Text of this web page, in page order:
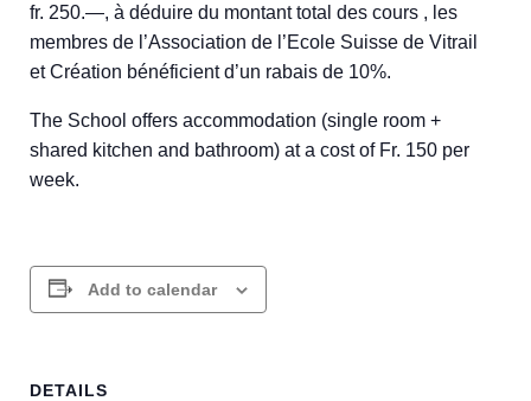
fr. 250.—, à déduire du montant total des cours , les
membres de l’Association de l’Ecole Suisse de Vitrail
et Création bénéficient d’un rabais de 10%.
The School offers accommodation (single room +
shared kitchen and bathroom) at a cost of Fr. 150 per
week.
Add to calendar
DETAILS